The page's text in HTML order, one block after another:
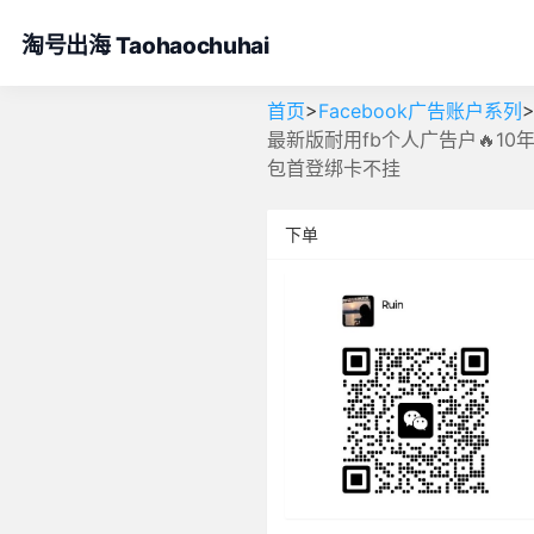
淘号出海 Taohaochuhai
首页>Facebook广告账户系列 >
最新版耐用fb个人广告户🔥10
包首登绑卡不挂
下单